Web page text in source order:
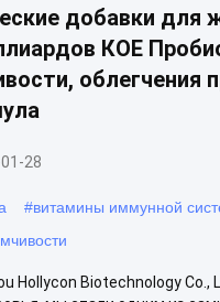
добавки для
КОЕ
облегчения
28
#витамины иммунной
Hollycon Biotechnology